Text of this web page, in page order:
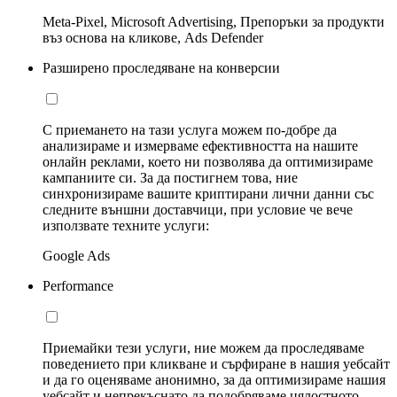
Meta-Pixel, Microsoft Advertising, Препоръки за продукти
въз основа на кликове, Ads Defender
Разширено проследяване на конверсии
С приемането на тази услуга можем по-добре да
анализираме и измерваме ефективността на нашите
онлайн реклами, което ни позволява да оптимизираме
кампаниите си. За да постигнем това, ние
синхронизираме вашите криптирани лични данни със
следните външни доставчици, при условие че вече
използвате техните услуги:
Google Ads
Performance
Приемайки тези услуги, ние можем да проследяваме
поведението при кликване и сърфиране в нашия уебсайт
и да го оценяваме анонимно, за да оптимизираме нашия